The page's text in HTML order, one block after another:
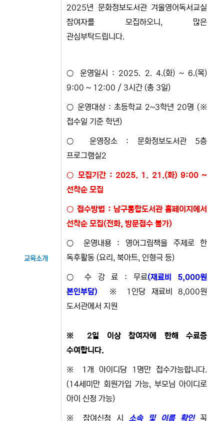
교육소개
2025년 문화정보도서관 겨울영어독서교실
참여자를 모집하오니, 많은
관심부탁드립니다.
○ 운영일시 : 2025. 2. 4.(화) ~ 6.(목)
9:00 ~ 12:00 / 3시간 (총 3일)
○ 운영대상 : 초등학교 2~3학년 20명 (※
접수일 기준 학년)
○ 운영장소 : 문화정보도서관 5층
프로그램실2
○ 모집기간 : 2025. 1. 21.(화) 9:00 ~
선착순 모집
○ 접수방법 : 남구통합도서관 홈페이지에서
선착순 모집(전화, 방문접수 불가)
○ 운영내용 : 영어그림책을 주제로 한
독후활동 (요리, 북아트, 인형극 등)
○ 수 강 료 : 무료(재료비 5,000원
본인부담) ※ 1인당 재료비 8,000원
도서관에서 지원
※ 2일 이상 참여자에 한해 수료증
수여합니다.
※ 1개 아이디당 1명만 접수가능합니다.
(14세미만 회원가입 가능, 부모님 아이디로
아이 신청 가능)
※ 참여신청 시 소속 및 이름 확인꼭